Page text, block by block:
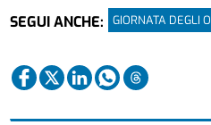
SEGUI ANCHE:
GIORNATA DEGLI